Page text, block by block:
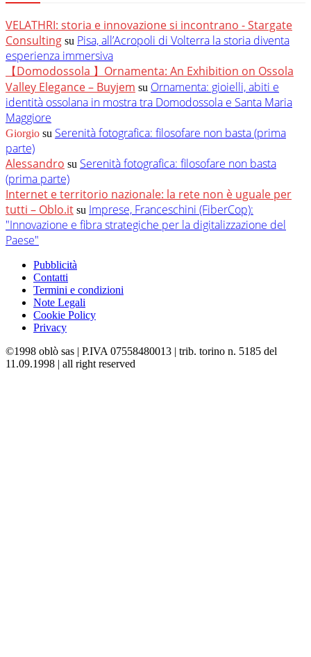
VELATHRI: storia e innovazione si incontrano - Stargate
Consulting su Pisa, all’Acropoli di Volterra la storia diventa
esperienza immersiva
【Domodossola 】Ornamenta: An Exhibition on Ossola
Valley Elegance – Buyjem su Ornamenta: gioielli, abiti e
identità ossolana in mostra tra Domodossola e Santa Maria
Maggiore
Giorgio su Serenità fotografica: filosofare non basta (prima
parte)
Alessandro su Serenità fotografica: filosofare non basta
(prima parte)
Internet e territorio nazionale: la rete non è uguale per
tutti – Oblo.it su Imprese, Franceschini (FiberCop):
"Innovazione e fibra strategiche per la digitalizzazione del
Paese"
Pubblicità
Contatti
Termini e condizioni
Note Legali
Cookie Policy
Privacy
©1998 oblò sas | P.IVA 07558480013 | trib. torino n. 5185 del
11.09.1998 | all right reserved